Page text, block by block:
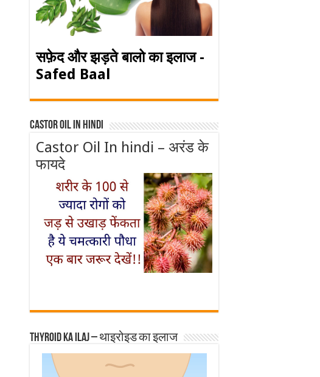
सफ़ेद और झड़ते बालो का इलाज -
Safed Baal
Castor Oil In Hindi
Castor Oil In hindi – अरंड के
फायदे
Thyroid ka ilaj – थाइरोइड का इलाज